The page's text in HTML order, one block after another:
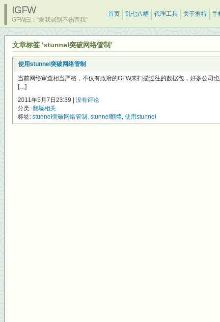
IGFW
GFW曰：“爱我就别不伤害我”
首页 乱七八糟 代理工具 关于推特 手
文章标签 ‘stunnel突破网络管制’
使用stunnel突破网络管制
当前网络审查相当严格，不仅有政府的GFW来扫描过往的数据包，好多公司
[…]
2011年5月7日23:39 | 没有评论
分类: 翻墙相关
标签: stunnel突破网络管制 , stunnel翻墙, 使用stunnel